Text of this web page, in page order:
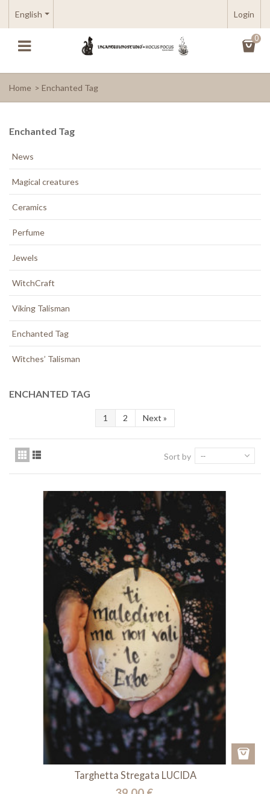
English Login
0
Home > Enchanted Tag
Enchanted Tag
News
Magical creatures
Ceramics
Perfume
Jewels
WitchCraft
Viking Talisman
Enchanted Tag
Witches’ Talisman
ENCHANTED TAG
1 2 Next »
Sort by --
Targhetta Stregata LUCIDA